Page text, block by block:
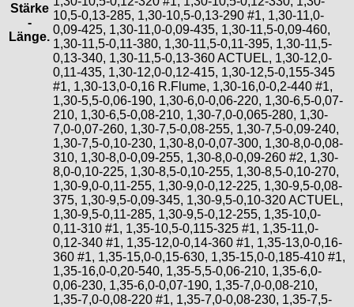
Stärke
-
Länge.
10,5-0,13-285, 1,30-10,5-0,13-290 #1, 1,30-11,0-
0,09-425, 1,30-11,0-0,09-435, 1,30-11,5-0,09-460,
1,30-11,5-0,11-380, 1,30-11,5-0,11-395, 1,30-11,5-
0,13-340, 1,30-11,5-0,13-360 ACTUEL, 1,30-12,0-
0,11-435, 1,30-12,0-0,12-415, 1,30-12,5-0,155-345
#1, 1,30-13,0-0,16 R.Flume, 1,30-16,0-0,2-440 #1,
1,30-5,5-0,06-190, 1,30-6,0-0,06-220, 1,30-6,5-0,07-
210, 1,30-6,5-0,08-210, 1,30-7,0-0,065-280, 1,30-
7,0-0,07-260, 1,30-7,5-0,08-255, 1,30-7,5-0,09-240,
1,30-7,5-0,10-230, 1,30-8,0-0,07-300, 1,30-8,0-0,08-
310, 1,30-8,0-0,09-255, 1,30-8,0-0,09-260 #2, 1,30-
8,0-0,10-225, 1,30-8,5-0,10-255, 1,30-8,5-0,10-270,
1,30-9,0-0,11-255, 1,30-9,0-0,12-225, 1,30-9,5-0,08-
375, 1,30-9,5-0,09-345, 1,30-9,5-0,10-320 ACTUEL,
1,30-9,5-0,11-285, 1,30-9,5-0,12-255, 1,35-10,0-
0,11-310 #1, 1,35-10,5-0,115-325 #1, 1,35-11,0-
0,12-340 #1, 1,35-12,0-0,14-360 #1, 1,35-13,0-0,16-
360 #1, 1,35-15,0-0,15-630, 1,35-15,0-0,185-410 #1,
1,35-16,0-0,20-540, 1,35-5,5-0,06-210, 1,35-6,0-
0,06-230, 1,35-6,0-0,07-190, 1,35-7,0-0,08-210,
1,35-7,0-0,08-220 #1, 1,35-7,0-0,08-230, 1,35-7,5-